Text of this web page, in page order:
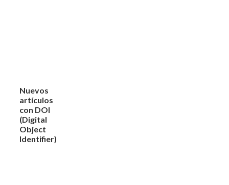
Nuevos
artículos
con DOI
(Digital
Object
Identifier)